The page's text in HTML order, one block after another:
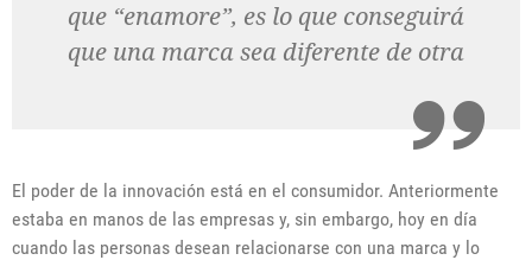
que “enamore”, es lo que conseguirá
que una marca sea diferente de otra
El poder de la innovación está en el consumidor. Anteriormente
estaba en manos de las empresas y, sin embargo, hoy en día
cuando las personas desean relacionarse con una marca y lo